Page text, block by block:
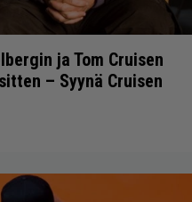
ja Tom Cruisen
– Syynä Cruisen